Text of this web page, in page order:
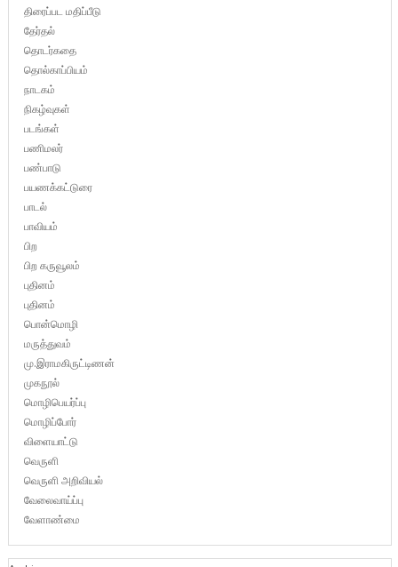
திரைப்பட மதிப்பீடு
தேர்தல்
தொடர்கதை
தொல்காப்பியம்
நாடகம்
நிகழ்வுகள்
படங்கள்
பணிமலர்
பண்பாடு
பயணக்கட்டுரை
பாடல்
பாவியம்
பிற
பிற கருவூலம்
புதினம்
புதினம்
பொன்மொழி
மருத்துவம்
மு.இராமகிருட்டிணன்
முகநூல்
மொழிபெயர்ப்பு
மொழிப்போர்
விளையாட்டு
வெருளி
வெருளி அறிவியல்
வேலைவாய்ப்பு
வேளாண்மை